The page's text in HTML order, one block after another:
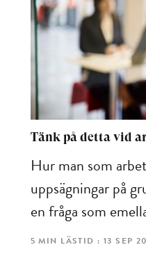
Tänk på detta vid
Hur man som
uppsägningar på
en fråga som
5 MIN LÄSTID : 13 SEP